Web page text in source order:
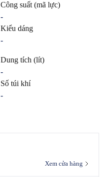
Công suất (mã lực)
-
Kiểu dáng
-
Dung tích (lít)
-
Số túi khí
-
Xem cửa hàng